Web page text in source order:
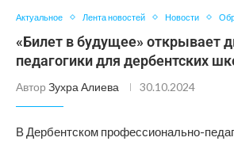
Актуальное Лента новостей Новости
«Билет в будущее» открывает
педагогики для дербентских
Автор Зухра Алиева 30.10.2024
В Дербентском профессионально-